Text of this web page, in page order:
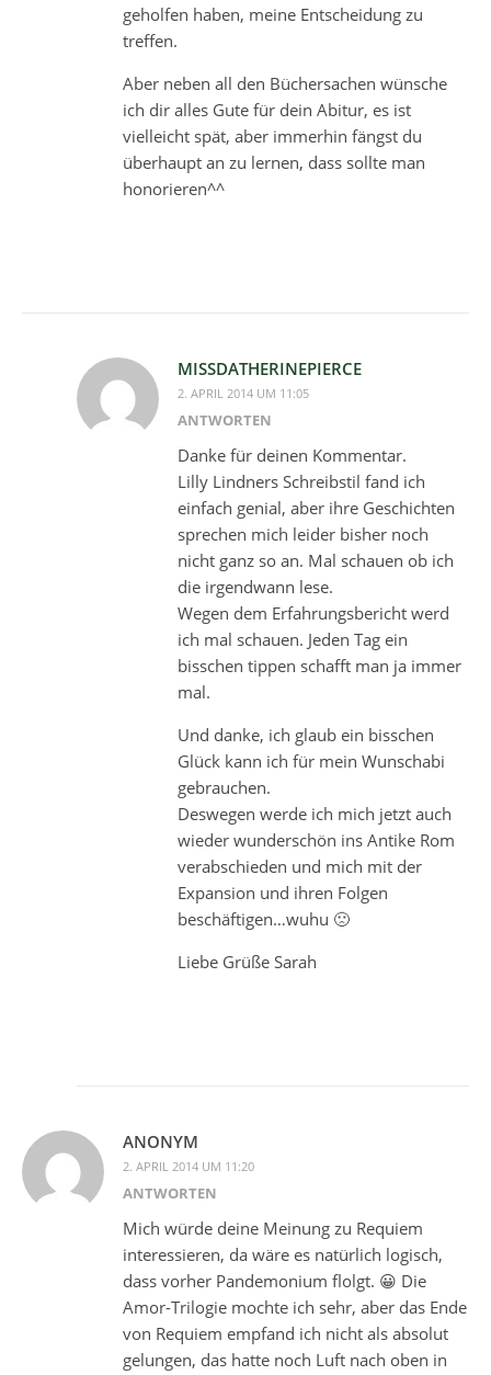
geholfen haben, meine Entscheidung zu
treffen.
Aber neben all den Büchersachen wünsche
ich dir alles Gute für dein Abitur, es ist
vielleicht spät, aber immerhin fängst du
überhaupt an zu lernen, dass sollte man
honorieren^^
MISSDATHERINEPIERCE
2. APRIL 2014 UM 11:05
ANTWORTEN
Danke für deinen Kommentar.
Lilly Lindners Schreibstil fand ich
einfach genial, aber ihre Geschichten
sprechen mich leider bisher noch
nicht ganz so an. Mal schauen ob ich
die irgendwann lese.
Wegen dem Erfahrungsbericht werd
ich mal schauen. Jeden Tag ein
bisschen tippen schafft man ja immer
mal.
Und danke, ich glaub ein bisschen
Glück kann ich für mein Wunschabi
gebrauchen.
Deswegen werde ich mich jetzt auch
wieder wunderschön ins Antike Rom
verabschieden und mich mit der
Expansion und ihren Folgen
beschäftigen…wuhu 🙁
Liebe Grüße Sarah
ANONYM
2. APRIL 2014 UM 11:20
ANTWORTEN
Mich würde deine Meinung zu Requiem
interessieren, da wäre es natürlich logisch,
dass vorher Pandemonium flolgt. 😀 Die
Amor-Trilogie mochte ich sehr, aber das Ende
von Requiem empfand ich nicht als absolut
gelungen, das hatte noch Luft nach oben in